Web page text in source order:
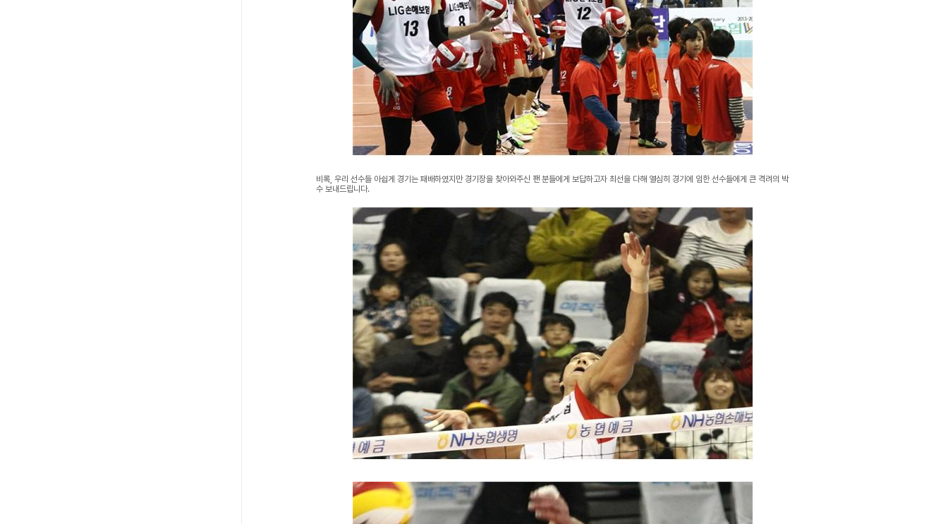
비록, 우리 선수들 아쉽게 경기는 패배하였지만 경기장을 찾아와주신 팬 분들에게 보답하고자 최선을 다해 열심히 경기에 임한 선수들에게 큰 격려의 박
수 보내드립니다.